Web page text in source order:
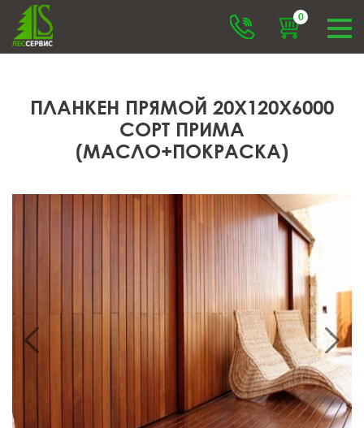
0
ПЛАНКЕН ПРЯМОЙ 20X120X6000
СОРТ ПРИМА
(МАСЛО+ПОКРАСКА)